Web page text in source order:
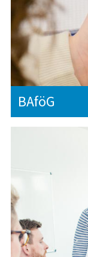
IM STUDIUM
NACH DEM
BAföG